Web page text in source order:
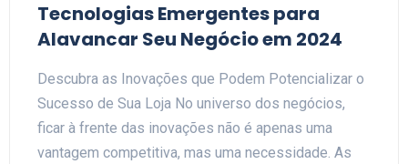
Tecnologias Emergentes para
Alavancar Seu Negócio em 2024
Descubra as Inovações que Podem Potencializar o
Sucesso de Sua Loja No universo dos negócios,
ficar à frente das inovações não é apenas uma
vantagem competitiva, mas uma necessidade. As